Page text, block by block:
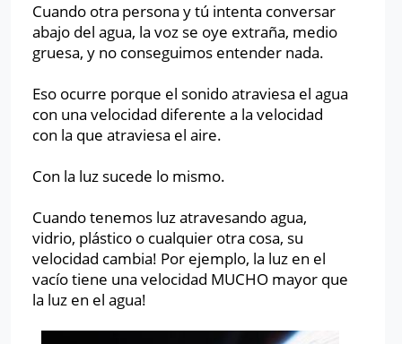
Cuando otra persona y tú intenta conversar
abajo del agua, la voz se oye extraña, medio
gruesa, y no conseguimos entender nada.
Eso ocurre porque el sonido atraviesa el agua
con una velocidad diferente a la velocidad
con la que atraviesa el aire.
Con la luz sucede lo mismo.
Cuando tenemos luz atravesando agua,
vidrio, plástico o cualquier otra cosa, su
velocidad cambia! Por ejemplo, la luz en el
vacío tiene una velocidad MUCHO mayor que
la luz en el agua!